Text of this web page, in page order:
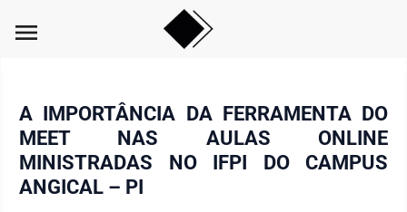
menu
A IMPORTÂNCIA DA FERRAMENTA DO
MEET NAS AULAS ONLINE
MINISTRADAS NO IFPI DO CAMPUS
ANGICAL – PI